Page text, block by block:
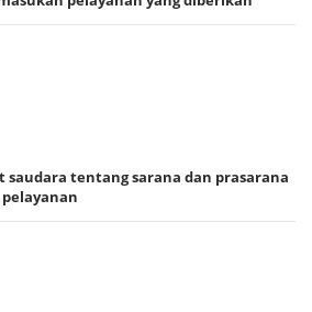
saudara tentang sarana dan prasarana